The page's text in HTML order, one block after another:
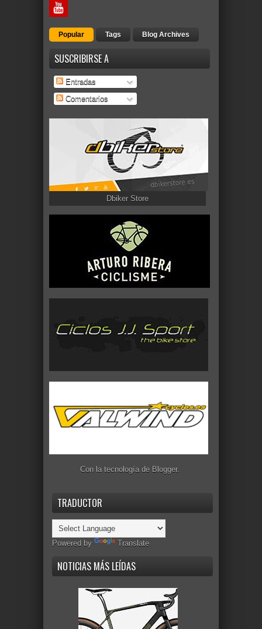
Popular Tags Blog Archives
SUSCRIBIRSE A
Entradas
Comentarios
Dbiker Store
Con la tecnología de Blogger.
TRADUCTOR
Powered by Translate
NOTICIAS MÁS LEÍDAS